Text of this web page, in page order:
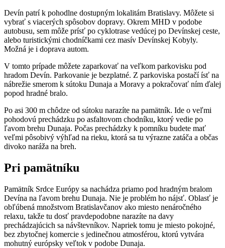
Devín patrí k pohodlne dostupným lokalitám Bratislavy. Môžete si
vybrať s viacerých spôsobov dopravy. Okrem MHD v podobe
autobusu, sem môže prísť po cyklotrase vedúcej po Devínskej ceste,
alebo turistickými chodníčkami cez masív Devínskej Kobyly.
Možná je i doprava autom.
V tomto prípade môžete zaparkovať na veľkom parkovisku pod
hradom Devín. Parkovanie je bezplatné. Z parkoviska postačí ísť na
nábrežie smerom k sútoku Dunaja a Moravy a pokračovať ním ďalej
popod hradné bralo.
Po asi 300 m chôdze od sútoku narazíte na pamätník. Ide o veľmi
pohodovú prechádzku po asfaltovom chodníku, ktorý vedie po
ľavom brehu Dunaja. Počas prechádzky k pomníku budete mať
veľmi pôsobivý výhľad na rieku, ktorá sa tu výrazne zatáča a občas
divoko naráža na breh.
Pri pamätníku
Pamätník Srdce Európy sa nachádza priamo pod hradným bralom
Devína na ľavom brehu Dunaja. Nie je problém ho nájsť. Oblasť je
obľúbená množstvom Bratislavčanov ako miesto nenáročného
relaxu, takže tu dosť pravdepodobne narazíte na davy
prechádzajúcich sa návštevníkov. Napriek tomu je miesto pokojné,
bez zbytočnej komercie s jedinečnou atmosférou, ktorú vytvára
mohutný európsky veľtok v podobe Dunaja.